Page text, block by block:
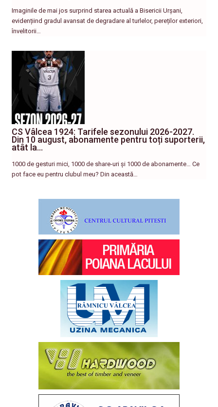
Imaginile de mai jos surprind starea actuală a Bisericii Urșani,
evidențiind gradul avansat de degradare al turlelor, pereților exteriori,
învelitorii…
CS Vâlcea 1924: Tarifele sezonului 2026-2027.
Din 10 august, abonamente pentru toți suporterii,
atât la…
1000 de gesturi mici, 1000 de share-uri și 1000 de abonamente… Ce
pot face eu pentru clubul meu? Din această…